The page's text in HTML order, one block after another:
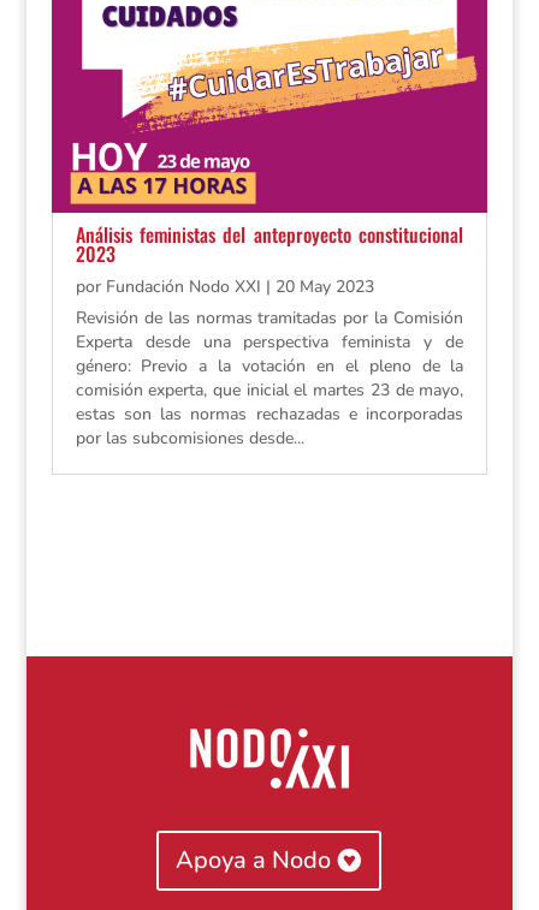
Análisis feministas del anteproyecto constitucional
2023
por Fundación Nodo XXI | 20 May 2023
Revisión de las normas tramitadas por la Comisión
Experta desde una perspectiva feminista y de
género: Previo a la votación en el pleno de la
comisión experta, que inicial el martes 23 de mayo,
estas son las normas rechazadas e incorporadas
por las subcomisiones desde...
Apoya a Nodo